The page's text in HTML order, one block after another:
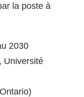
la poste à
2030
Université